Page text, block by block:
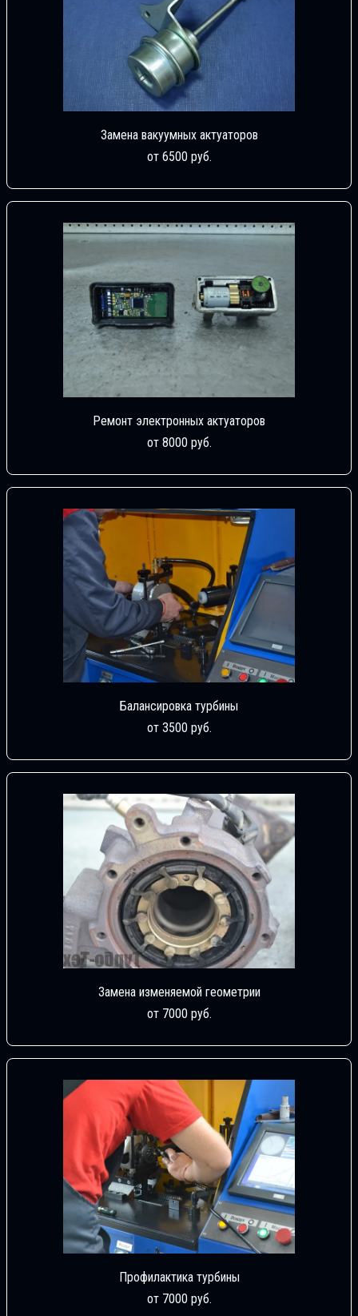
Замена вакуумных актуаторов
от 6500 руб.
Ремонт электронных актуаторов
от 8000 руб.
Балансировка турбины
от 3500 руб.
Замена изменяемой геометрии
от 7000 руб.
Профилактика турбины
от 7000 руб.